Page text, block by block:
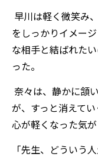
早川は軽く微笑み
をしっかりイメー
な相手と結ばれた
った。
奈々は、静かに頷
が、すっと消えて
心が軽くなった気が
「先生、どういう